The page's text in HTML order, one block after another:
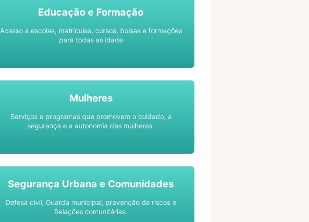
Educação e Formação
Acesso a escolas, matrículas, cursos, bolsas e formações
para todas as idade
Mulheres
Serviços e programas que promovem o cuidado, a
segurança e a autonomia das mulheres.
Segurança Urbana e Comunidades
Defesa civil, Guarda municipal, prevenção de riscos e
Relações comunitárias.